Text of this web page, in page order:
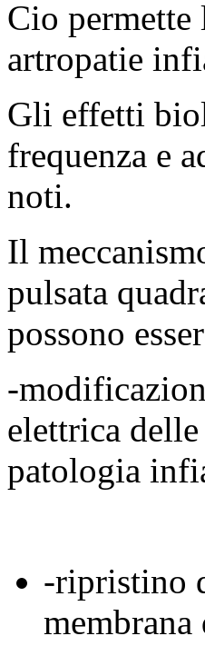
Cio permette
artropatie
Gli effetti
frequenza e
noti.
Il
pulsata
possono
-
elettrica
patologia
-ripristino